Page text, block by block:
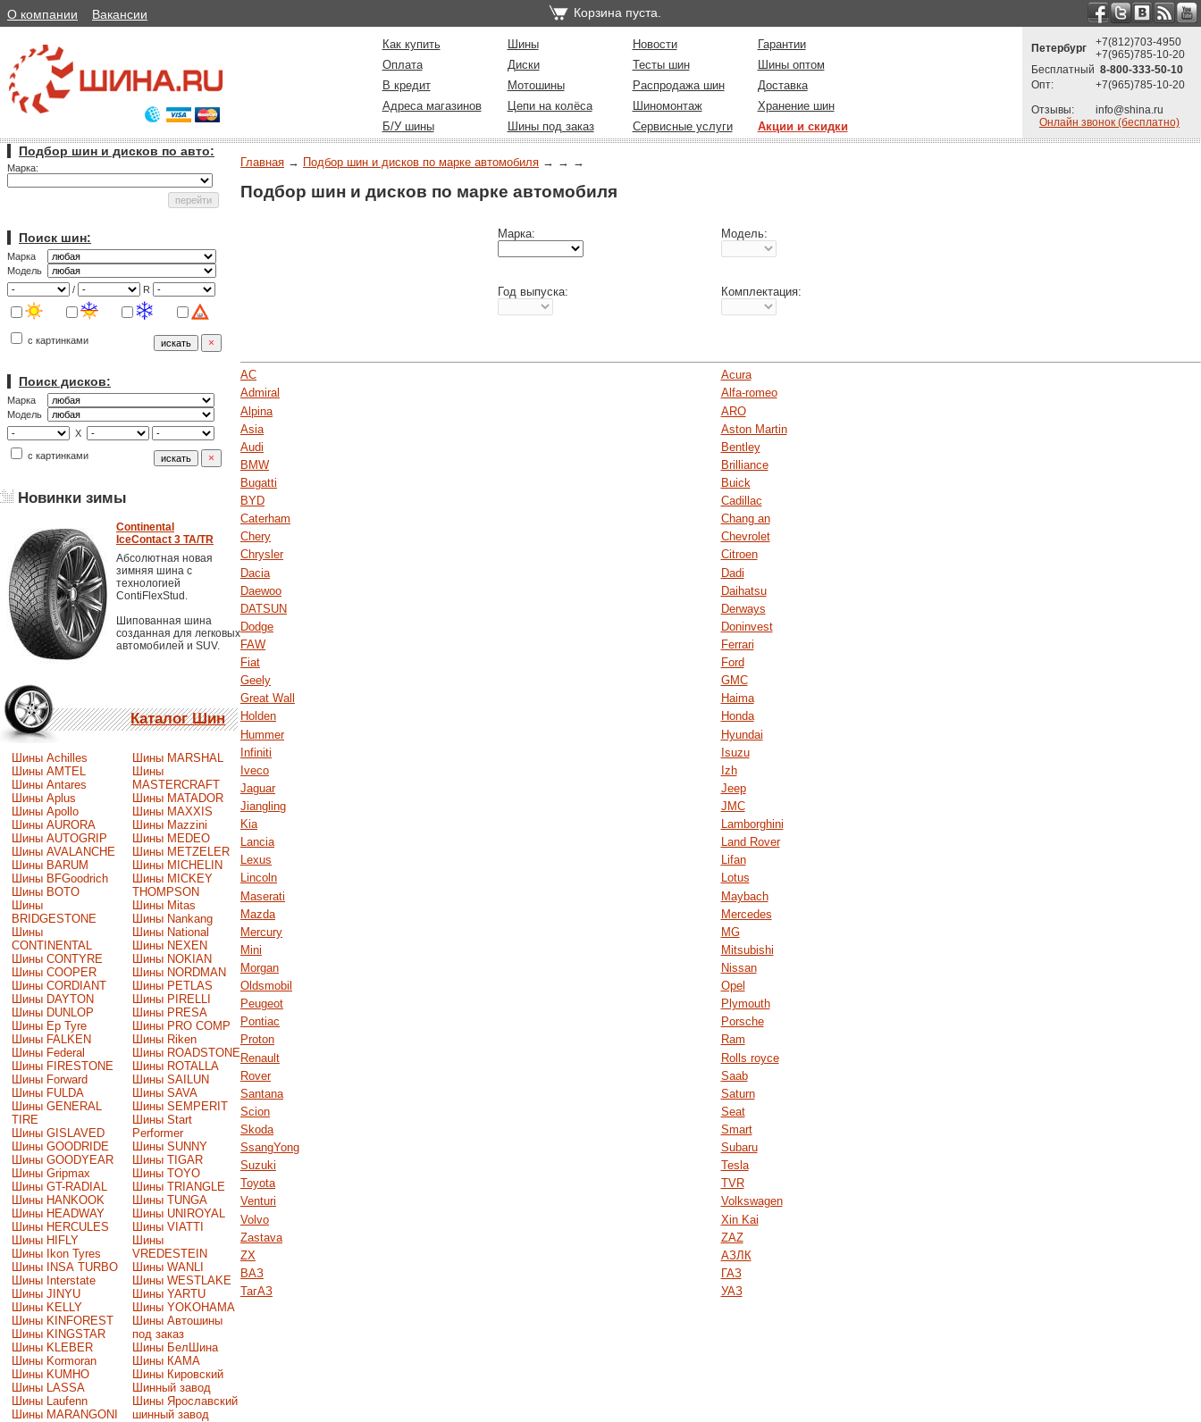
О компании Вакансии Корзина пуста.
Как купить Шины Новости
Гарантии
Оплата
Диски Тесты шин
Шины оптом
В кредит
Мотошины Распродажа шин
Доставка
Адреса магазинов
Цепи на колёса Шиномонтаж
Хранение шин
Б/У шины
Шины под заказ Сервисные услуги Акции и скидки
Петербург
+7(812)703-4950
+7(965)785-10-20
Бесплатный 8-800-333-50-10
Опт:
+7(965)785-10-20
Отзывы:
info@shina.ru
Онлайн звонок (бесплатно)
Подбор шин и дисков по авто:
Марка:
Поиск шин:
Марка
Модель
/
R
с картинками
Поиск дисков:
Марка
Модель
X
с картинками
Новинки зимы
Continental
IceContact 3 TA/TR
Абсолютная новая
зимняя шина с
технологией
ContiFlexStud.
Шипованная шина
созданная для легковых
автомобилей и SUV.
Каталог Шин
Шины Achilles
Шины AMTEL
Шины Antares
Шины Aplus
Шины Apollo
Шины AURORA
Шины AUTOGRIP
Шины AVALANCHE
Шины BARUM
Шины BFGoodrich
Шины BOTO
Шины
BRIDGESTONE
Шины
CONTINENTAL
Шины CONTYRE
Шины COOPER
Шины CORDIANT
Шины DAYTON
Шины DUNLOP
Шины Ep Tyre
Шины FALKEN
Шины Federal
Шины FIRESTONE
Шины Forward
Шины FULDA
Шины GENERAL
TIRE
Шины GISLAVED
Шины GOODRIDE
Шины GOODYEAR
Шины Gripmax
Шины GT-RADIAL
Шины HANKOOK
Шины HEADWAY
Шины HERCULES
Шины HIFLY
Шины Ikon Tyres
Шины INSA TURBO
Шины Interstate
Шины JINYU
Шины KELLY
Шины KINFOREST
Шины KINGSTAR
Шины KLEBER
Шины Kormoran
Шины KUMHO
Шины LASSA
Шины Laufenn
Шины MARANGONI
Шины MARSHAL
Шины
MASTERCRAFT
Шины MATADOR
Шины MAXXIS
Шины Mazzini
Шины MEDEO
Шины METZELER
Шины MICHELIN
Шины MICKEY
THOMPSON
Шины Mitas
Шины Nankang
Шины National
Шины NEXEN
Шины NOKIAN
Шины NORDMAN
Шины PETLAS
Шины PIRELLI
Шины PRESA
Шины PRO COMP
Шины Riken
Шины ROADSTONE
Шины ROTALLA
Шины SAILUN
Шины SAVA
Шины SEMPERIT
Шины Start
Performer
Шины SUNNY
Шины TIGAR
Шины TOYO
Шины TRIANGLE
Шины TUNGA
Шины UNIROYAL
Шины VIATTI
Шины
VREDESTEIN
Шины WANLI
Шины WESTLAKE
Шины YARTU
Шины YOKOHAMA
Шины Автошины
под заказ
Шины БелШина
Шины КАМА
Шины Кировский
Шинный завод
Шины Ярославский
шинный завод
Главная → Подбор шин и дисков по марке автомобиля → → →
Подбор шин и дисков по марке автомобиля
Марка: Модель:
Год выпуска: Комплектация:
AC
Acura
Admiral
Alfa-romeo
Alpina
ARO
Asia
Aston Martin
Audi
Bentley
BMW
Brilliance
Bugatti
Buick
BYD
Cadillac
Caterham
Chang an
Chery
Chevrolet
Chrysler
Citroen
Dacia
Dadi
Daewoo
Daihatsu
DATSUN
Derways
Dodge
Doninvest
FAW
Ferrari
Fiat
Ford
Geely
GMC
Great Wall
Haima
Holden
Honda
Hummer
Hyundai
Infiniti
Isuzu
Iveco
Izh
Jaguar
Jeep
Jiangling
JMC
Kia
Lamborghini
Lancia
Land Rover
Lexus
Lifan
Lincoln
Lotus
Maserati
Maybach
Mazda
Mercedes
Mercury
MG
Mini
Mitsubishi
Morgan
Nissan
Oldsmobil
Opel
Peugeot
Plymouth
Pontiac
Porsche
Proton
Ram
Renault
Rolls royce
Rover
Saab
Santana
Saturn
Scion
Seat
Skoda
Smart
SsangYong
Subaru
Suzuki
Tesla
Toyota
TVR
Venturi
Volkswagen
Volvo
Xin Kai
Zastava
ZAZ
ZX
АЗЛК
ВАЗ
ГАЗ
ТагАЗ
УАЗ